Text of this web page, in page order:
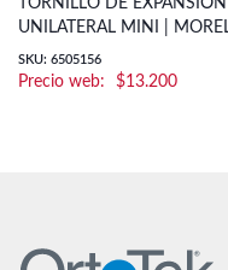
TORNILLO DE EXPANSIÓN
UNILATERAL MINI |
SKU: 6505156
$13.200